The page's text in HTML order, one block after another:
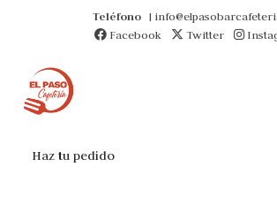
Teléfono|
Facebook
Twitter
Haz tu pedido